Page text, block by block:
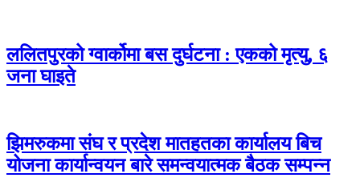
ललितपुरको ग्वार्कोमा बस दुर्घटना : एकको मृत्यु, ६
जना घाइते
झिमरुकमा संघ र प्रदेश मातहतका कार्यालय बिच
योजना कार्यान्वयन बारे समन्वयात्मक बैठक सम्पन्न